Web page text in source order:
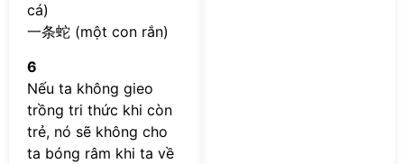
cá)
一条蛇 (một con rắn)
6
Nếu ta không gieo
trồng tri thức khi còn
trẻ, nó sẽ không cho
ta bóng râm khi ta về